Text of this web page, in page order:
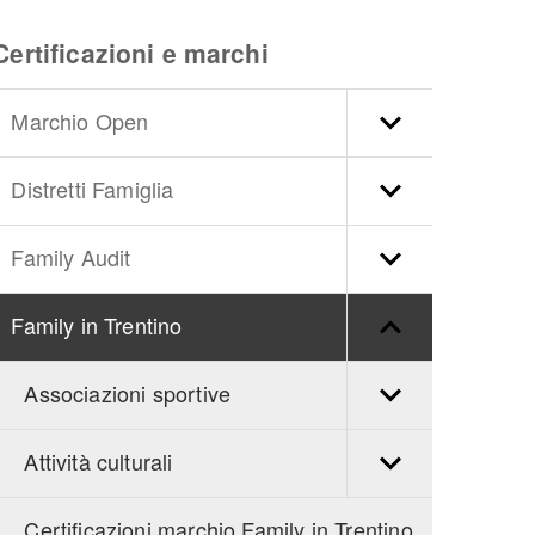
e marchi
Marchio Open
Distretti Famiglia
Family Audit
Family in Trentino
Associazioni sportive
Attività culturali